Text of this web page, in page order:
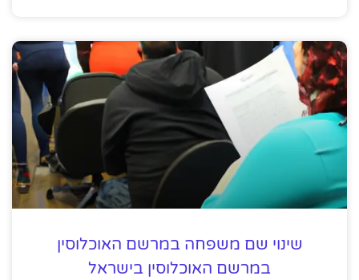
שינוי שם משפחה במרשם האוכלוסין
במרשם האוכלוסין בישראל